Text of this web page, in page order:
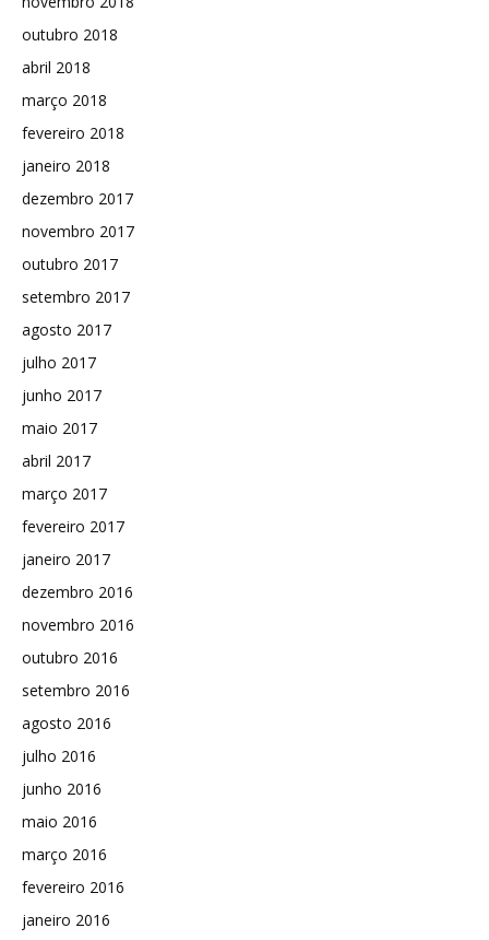
outubro 2018
abril 2018
março 2018
fevereiro 2018
janeiro 2018
dezembro 2017
novembro 2017
outubro 2017
setembro 2017
agosto 2017
julho 2017
junho 2017
maio 2017
abril 2017
março 2017
fevereiro 2017
janeiro 2017
dezembro 2016
novembro 2016
outubro 2016
setembro 2016
agosto 2016
julho 2016
junho 2016
maio 2016
março 2016
fevereiro 2016
janeiro 2016